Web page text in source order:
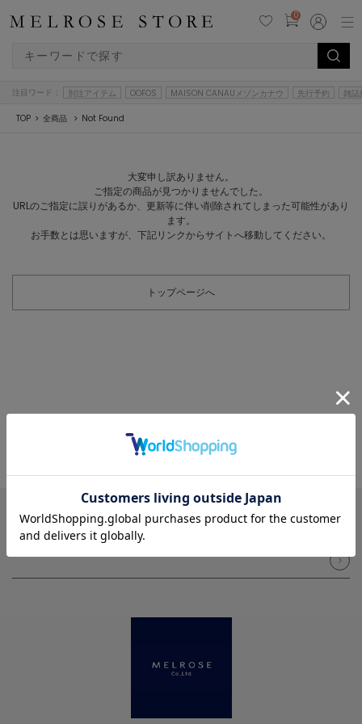
0
注目ワード： 別注アイテム OOFOS MAISON CANAUメゾンカナウ 先行予約 雑誌
TOP 全商品 Not Found
大変申し訳ありません。
ご指定の商品が見つかりませんでした。
URLのご指定に誤りがあるか、更新等に伴い削除されてしまった可能性があり
ます。
お手数とは思いますが、下記リンクからサイトへ移動してください。
トップページへ
NEWSLETTER メルマガ登録